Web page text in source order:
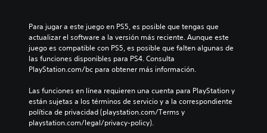
Para jugar a este juego en PS5, es posible que tengas que
actualizar el software a la versión más reciente. Aunque este
juego es compatible con PS5, es posible que falten algunas de
las funciones disponibles para PS4. Consulta
PlayStation.com/bc para obtener más información.
Las funciones en línea requieren una cuenta para PlayStation y
están sujetas a los términos de servicio y a la correspondiente
política de privacidad (playstation.com/Terms y
playstation.com/legal/privacy-policy).